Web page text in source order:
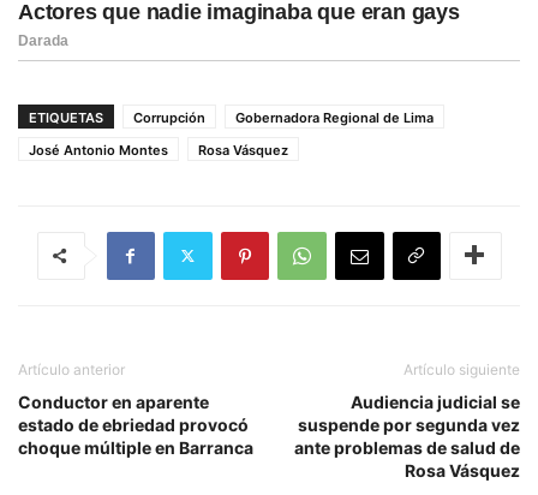
ETIQUETAS Corrupción
Gobernadora Regional de Lima
José Antonio Montes
Rosa Vásquez
Artículo anterior
Conductor en aparente
estado de ebriedad provocó
choque múltiple en Barranca
Artículo siguiente
Audiencia judicial se
suspende por segunda vez
ante problemas de salud de
Rosa Vásquez